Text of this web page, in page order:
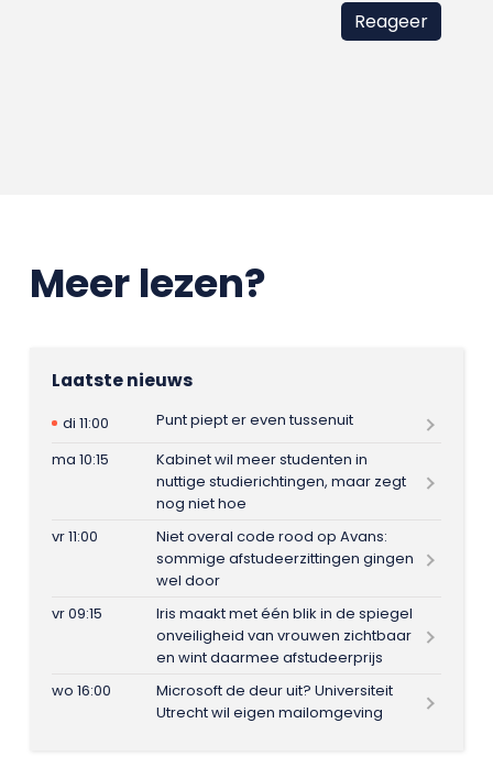
Meer lezen?
Laatste nieuws
di 11:00
Punt piept er even tussenuit
ma 10:15
Kabinet wil meer studenten in
nuttige studierichtingen, maar zegt
nog niet hoe
vr 11:00
Niet overal code rood op Avans:
sommige afstudeerzittingen gingen
wel door
vr 09:15
Iris maakt met één blik in de spiegel
onveiligheid van vrouwen zichtbaar
en wint daarmee afstudeerprijs
wo 16:00
Microsoft de deur uit? Universiteit
Utrecht wil eigen mailomgeving